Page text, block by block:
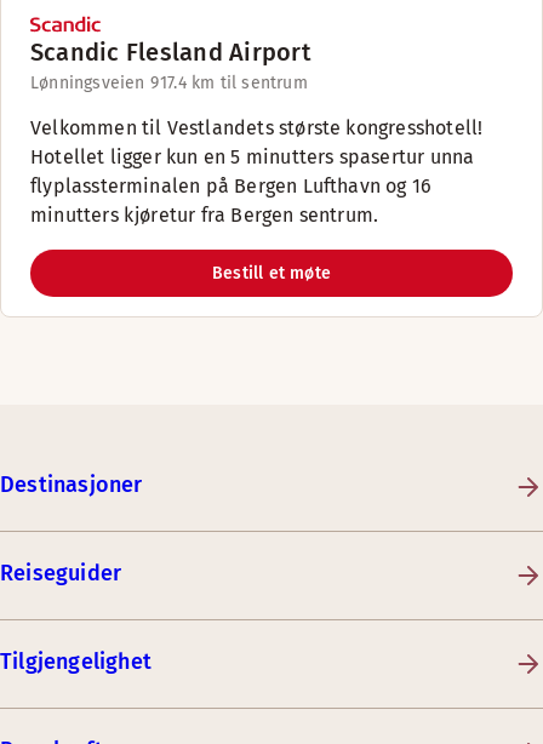
Scandic Flesland Airport
Lønningsveien 917.4 km til sentrum
Velkommen til Vestlandets største kongresshotell!
Hotellet ligger kun en 5 minutters spasertur unna
flyplassterminalen på Bergen Lufthavn og 16
minutters kjøretur fra Bergen sentrum.
Bestill et møte
Destinasjoner
Reiseguider
Tilgjengelighet